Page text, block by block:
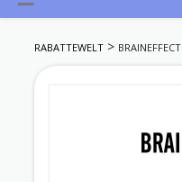
content
RABATTEWELT> BRAINEFFECT